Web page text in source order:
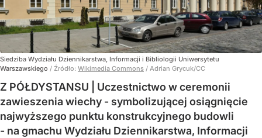
Siedziba Wydziału Dziennikarstwa, Informacji i Bibliologii Uniwersytetu
Warszawskiego / Źródło: Wikimedia Commons / Adrian Grycuk/CC
Z PÓŁDYSTANSU | Uczestnictwo w ceremonii
zawieszenia wiechy - symbolizującej osiągnięcie
najwyższego punktu konstrukcyjnego budowli
- na gmachu Wydziału Dziennikarstwa, Informacji